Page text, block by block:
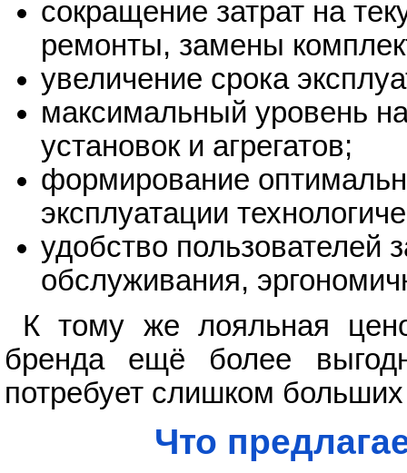
сокращение затрат на
ремонты, замены
увеличение срока
максимальный уровень
установок и агрегатов;
формирование
эксплуатации
удобство пользователей
обслуживания,
К тому же лояльная
бренда ещё более
потребует слишком
Что